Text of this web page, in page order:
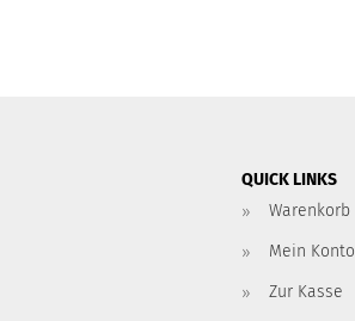
QUICK LINKS
Warenkorb
Mein Konto
Zur Kasse